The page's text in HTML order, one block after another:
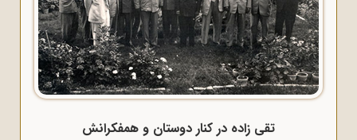
تقی زاده در کنار دوستان و همفکرانش